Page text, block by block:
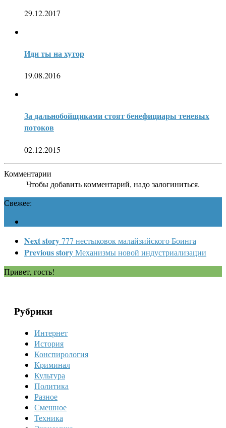
29.12.2017
Иди ты на хутор
19.08.2016
За дальнобойщиками стоят бенефициары теневых
потоков
02.12.2015
Комментарии
Чтобы добавить комментарий, надо залогиниться.
Свежее:
Next story777 нестыковок малайзийского Боинга
Previous storyМеханизмы новой индустриализации
Привет, гость!
Рубрики
Интернет
История
Конспирология
Криминал
Культура
Политика
Разное
Смешное
Техника